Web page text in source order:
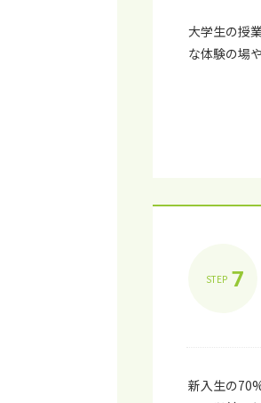
⼤学⽣の授
な体験の場
STEP 7
新⼊⽣の